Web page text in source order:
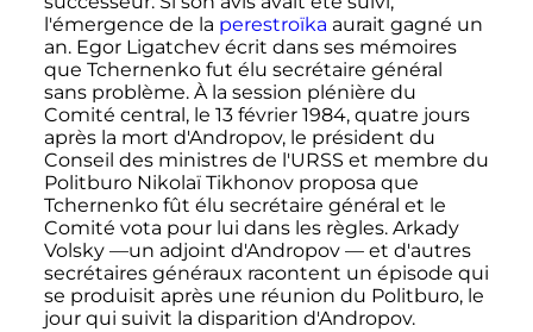
l'émergence de la perestroïka aurait gagné un
an. Egor Ligatchev écrit dans ses mémoires
que Tchernenko fut élu secrétaire général
sans problème. À la session plénière du
Comité central, le 13 février 1984, quatre jours
après la mort d'Andropov, le président du
Conseil des ministres de l'URSS et membre du
Politburo Nikolaï Tikhonov proposa que
Tchernenko fût élu secrétaire général et le
Comité vota pour lui dans les règles. Arkady
Volsky —un adjoint d'Andropov — et d'autres
secrétaires généraux racontent un épisode qui
se produisit après une réunion du Politburo, le
jour qui suivit la disparition d'Andropov.